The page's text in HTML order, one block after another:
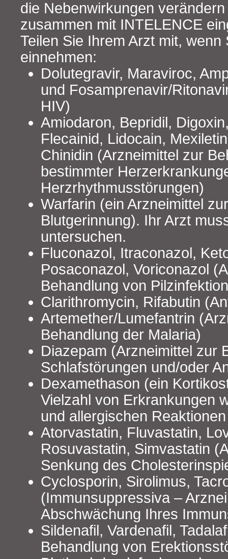
die Nebenwirkungen
zusammen mit INTELENCE
Teilen Sie Ihrem Arzt mit, wenn
einnehmen:
Dolutegravir, Maraviroc,
und Fosamprenavir/
HIV)
Amiodaron, Bepridil,
Flecainid, Lidocain,
Chinidin (Arzneimittel zur
bestimmter
Herzrhythmusstörungen)
Warfarin (ein Arzneimittel
Blutgerinnung). Ihr Arzt
untersuchen.
Fluconazol, Itraconazol,
Posaconazol, Voriconazol
Behandlung von
Clarithromycin, Rifabutin
Artemether/Lumefantrin
Behandlung der Malaria)
Diazepam (Arzneimittel zur
Schlafstörungen und/oder
Dexamethason (ein
Vielzahl von Erkrankungen
und allergischen
Atorvastatin, Fluvastatin,
Rosuvastatin, Simvastatin
Senkung des
Cyclosporin, Sirolimus,
(Immunsuppressiva –
Abschwächung Ihres
Sildenafil, Vardenafil,
Behandlung von